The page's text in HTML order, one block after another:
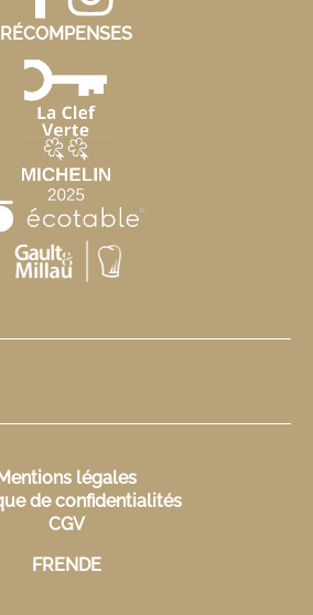
RÉCOMPENSES
légales
de confidentialités
CGV
FRENDE